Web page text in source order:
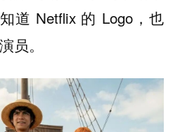
道 Netflix 的 Logo，也
员。